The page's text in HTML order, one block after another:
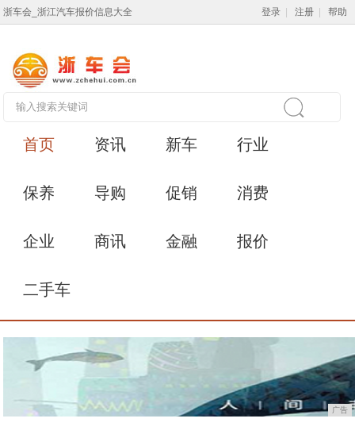
浙车会_浙江汽车报价信息大全 登录 注册 帮助
首页 资讯 新车 行业
保养 导购 促销 消费
企业 商讯 金融 报价
二手车
广告